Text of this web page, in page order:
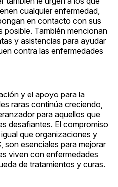
cualquier enfermedad,
en contacto con sus
posible. También mencionan
y asistencias para ayudar
contra las enfermedades
y el apoyo para la
raras continúa creciendo,
para aquellos que
desafiantes. El compromiso
que organizaciones y
son esenciales para mejorar
viven con enfermedades
de tratamientos y curas.